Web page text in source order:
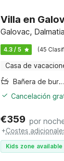
Villa en
Galovac,
4.3 / 5 (45
Casa de
Bañera de burbujas
Cancelación
€359 por
+Costes
Kids zone available